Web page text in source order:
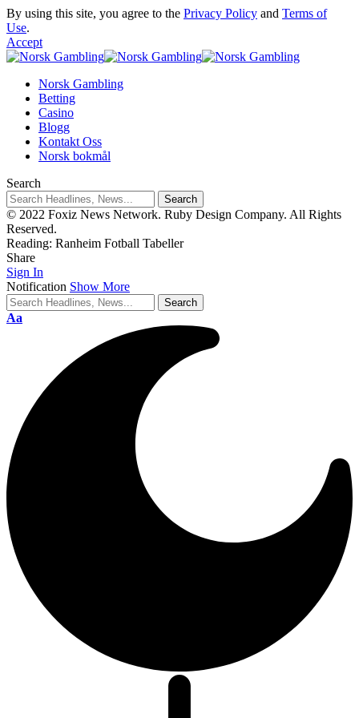
By using this site, you agree to the Privacy Policy and Terms of
Use.
Accept
Norsk Gambling
Betting
Casino
Blogg
Kontakt Oss
Norsk bokmål
Search
© 2022 Foxiz News Network. Ruby Design Company. All Rights
Reserved.
Reading: Ranheim Fotball Tabeller
Share
Sign In
Notification Show More
Aa